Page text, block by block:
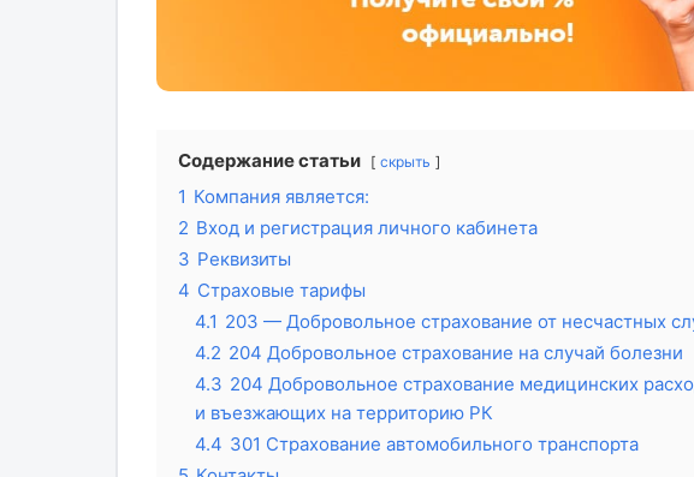
Содержание статьи скрыть
1 Компания является:
2 Вход и регистрация личного кабинета
3 Реквизиты
4 Страховые тарифы
4.1 203 — Добровольное страхование от несчастных
4.2 204 Добровольное страхование на случай болезни
4.3 204 Добровольное страхование медицинских
и въезжающих на территорию РК
4.4 301 Страхование автомобильного транспорта